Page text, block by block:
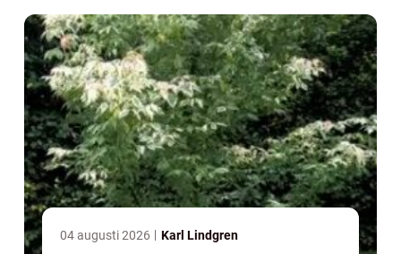
04 augusti 2026 Karl Lindgren